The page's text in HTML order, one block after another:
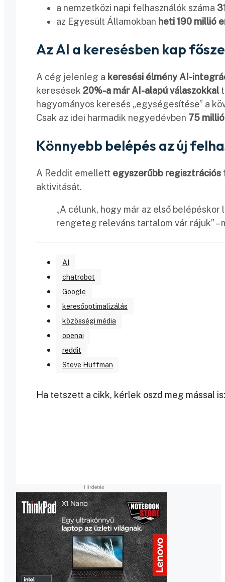
a nemzetközi napi felhasználók száma
az Egyesült Államokban heti 190 millió
Az AI a keresésben kap
A cég jelenleg a keresési élmény AI-
keresések 20%-a már AI-alapú válaszokkal
hagyományos keresés „egységesítése” a
Csak az idei harmadik negyedévben 75
Könnyebb belépés az új
A Reddit emellett egyszerűbb
aktivitását.
„A célunk, hogy már az első
rengeteg releváns tartalom vár rájuk” –
AI
chatrobot
Google
keresőoptimalizálás
közösségi média
openai
reddit
Steve Huffman
Ha tetszett a cikk, kérlek oszd meg mással is: